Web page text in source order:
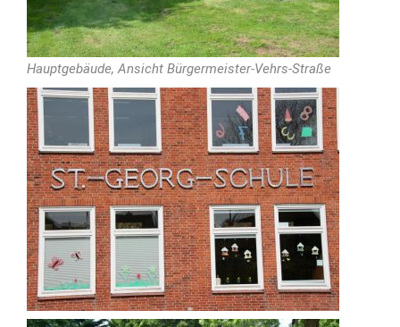
Hauptgebäude, Ansicht Bürgermeister-Vehrs-Straße